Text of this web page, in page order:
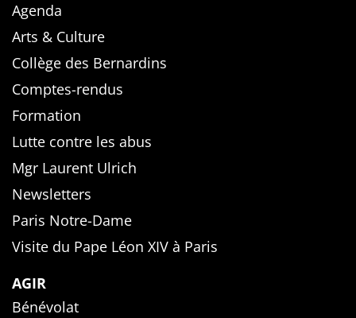
Agenda
Arts & Culture
Collège des Bernardins
Comptes-rendus
Formation
Lutte contre les abus
Mgr Laurent Ulrich
Newsletters
Paris Notre-Dame
Visite du Pape Léon XIV à Paris
AGIR
Bénévolat